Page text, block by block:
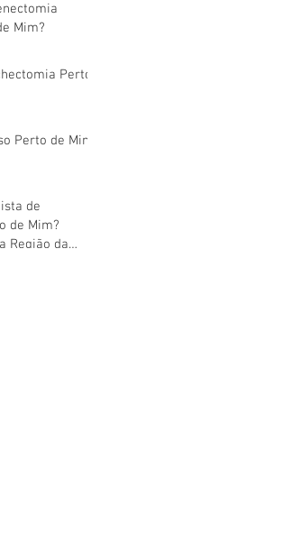
Mim?
Perto
Perto de Mim
de
de Mim?
Região da